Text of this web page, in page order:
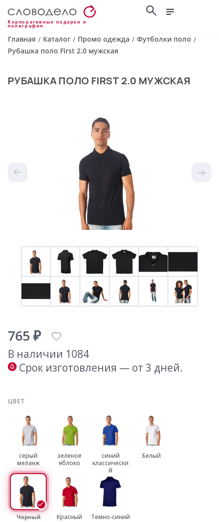
Корпоративные подарки и
полиграфия
Главная / Каталог / Промо одежда / Футболки поло /
Рубашка поло First 2.0 мужская
РУБАШКА ПОЛО FIRST 2.0 МУЖСКАЯ
765 ₽
В наличии 1084
Срок изготовления — от 3 дней.
ЦВЕТ
серый
меланж
зеленое
яблоко
синий
классически
й
Белый
Черный Красный Темно-синий